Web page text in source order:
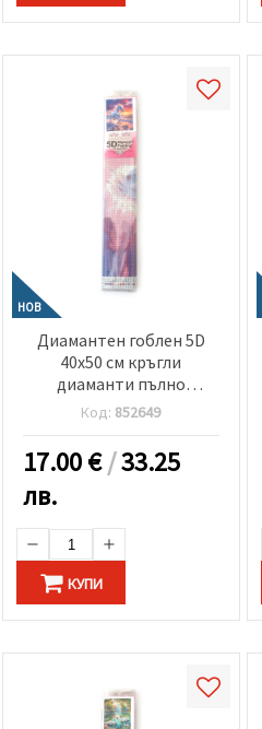
НОВ
Диамантен гоблен 5D
40x50 см кръгли
диаманти пълно
облепяне -Еднорог в
Код: 852649
17.00€/33.25
лв.
КУПИ